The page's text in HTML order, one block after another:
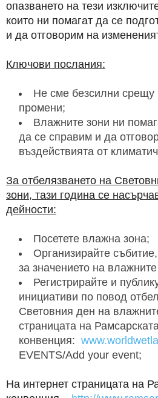
опазването на тези
които ни помагат да се
и да отговорим на
Ключови послания:
Не сме безсилни срещу
промени;
Влажните зони ни
да се справим и да
въздействията от
За отбелязването на
зони, тази година се
дейности:
Посетете влажна зона;
Организирайте
за значението на
Регистрирайте и
инициативи по повод
Световния ден на
страницата на
конвенция:
EVENTS/Add your event;
На интернет страницата на